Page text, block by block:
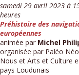
samedi 29 avril 2023 à
heures
Préhistoire des
européennes
animée par Michel
organisée par Paléo
Nous et Arts et Culture
pays Loudunais